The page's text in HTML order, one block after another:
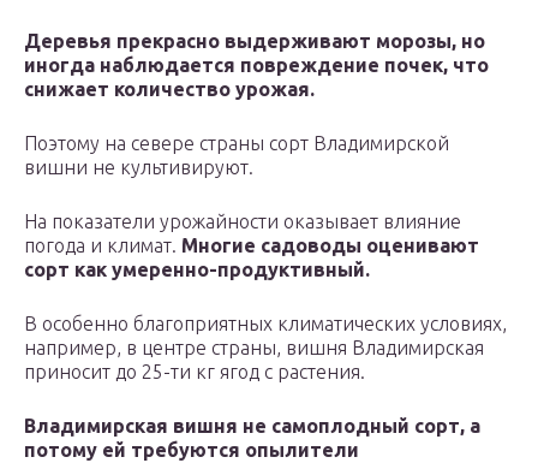
Деревья прекрасно выдерживают морозы, но
иногда наблюдается повреждение почек, что
снижает количество урожая.
Поэтому на севере страны сорт Владимирской
вишни не культивируют.
На показатели урожайности оказывает влияние
погода и климат. Многие садоводы оценивают
сорт как умеренно-продуктивный.
В особенно благоприятных климатических условиях,
например, в центре страны, вишня Владимирская
приносит до 25-ти кг ягод с растения.
Владимирская вишня не самоплодный сорт, а
потому ей требуются опылители